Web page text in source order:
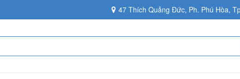
47 Thích Quảng Đức, Ph. Phú Hòa,